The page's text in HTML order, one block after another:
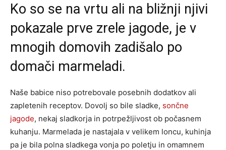
Ko so se na vrtu ali na bližnji njivi
pokazale prve zrele jagode, je v
mnogih domovih zadišalo po
domači marmeladi.
Naše babice niso potrebovale posebnih dodatkov ali
zapletenih receptov. Dovolj so bile sladke, sončne
jagode, nekaj sladkorja in potrpežljivost ob počasnem
kuhanju. Marmelada je nastajala v velikem loncu, kuhinja
pa je bila polna sladkega vonja po poletju in omamnem